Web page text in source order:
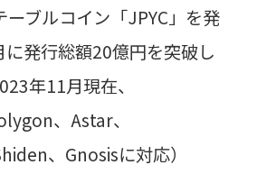
ーブルコイン「JPYC」を発
発行総額20億円を突破し
年11月現在、
、Astar、
、Gnosisに対応）